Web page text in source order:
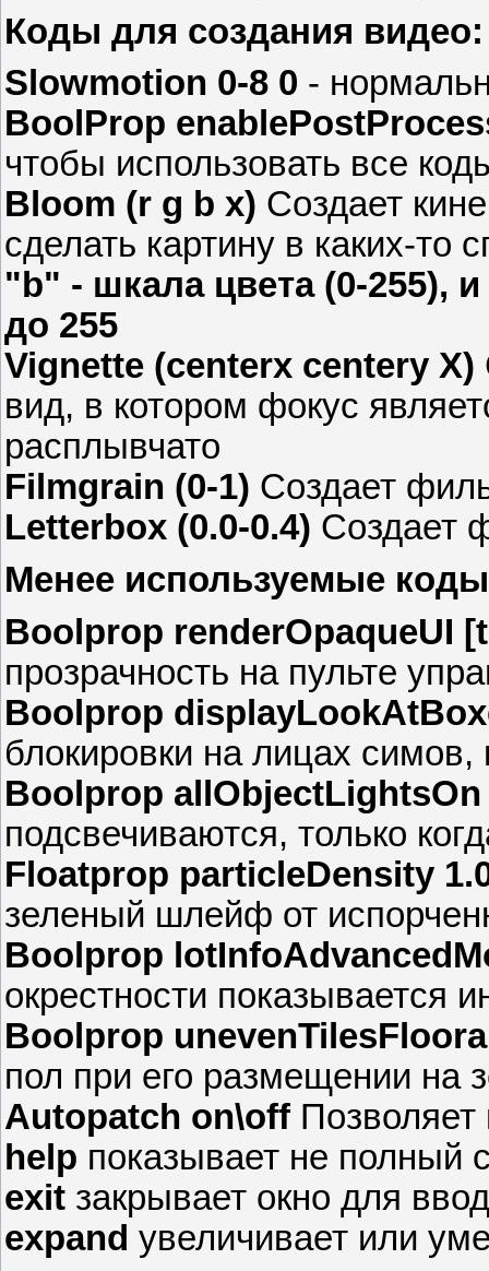
Коды для создания видео:
Slowmotion 0-8 0 -
BoolProp
чтобы использовать все
Bloom (r g b x) Создает
сделать картину в каких-то
"b" - шкала цвета (0-255),
до 255
Vignette (centerx centery X)
вид, в котором фокус
расплывчато
Filmgrain (0-1) Создает
Letterbox (0.0-0.4) Создает
Менее используемые
Boolprop renderOpaqueUI
прозрачность на пульте
Boolprop
блокировки на лицах
Boolprop
подсвечиваются, только
Floatprop particleDensity
зеленый шлейф от
Boolprop
окрестности показывается
Boolprop
пол при его размещении на
Autopatch on\off Позволяет
help показывает не полный
exit закрывает окно для
expand увеличивает или